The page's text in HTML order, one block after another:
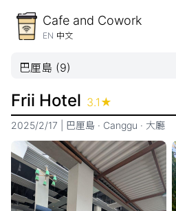
Cafe and Cowork
EN 中文
Frii Hotel 3.1 ★
2025/2/17 巴厘島 · Canggu · 大廳